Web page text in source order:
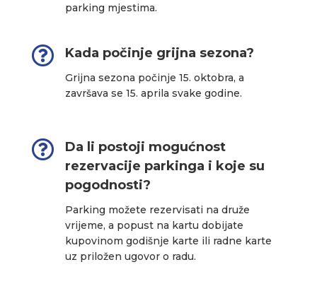
parking mjestima.
 Kada počinje grijna sezona?
Grijna sezona počinje 15. oktobra, a
završava se 15. aprila svake godine.

Da li postoji mogućnost
rezervacije parkinga i koje su
pogodnosti?
Parking možete rezervisati na druže
vrijeme, a popust na kartu dobijate
kupovinom godišnje karte ili radne karte
uz priložen ugovor o radu.